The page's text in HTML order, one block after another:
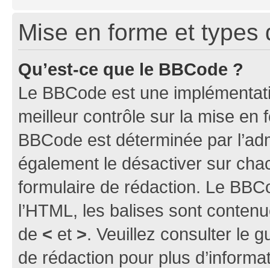
Mise en forme et types
Qu’est-ce que le BBCode ?
Le BBCode est une
meilleur contrôle sur la mise en
BBCode est déterminée par
également le désactiver sur
formulaire de rédaction. Le
l’HTML, les balises sont
de < et >. Veuillez consulter le
de rédaction pour plus